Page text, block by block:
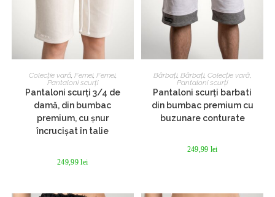
SELECTEAZĂ OPȚIUNILE
produs
are
mai
multe
variații.
Opțiunile
pot
fi
pagina
produsului.
Colecție vară, Femei, Femei,
Pantaloni scurți
Pantaloni scurți 3/4 de
damă, din bumbac
premium, cu șnur
încrucișat în talie
249,99lei
SELECTEAZĂ OPȚIUNILE
produs
are
mai
multe
variații.
Opțiunile
pot
în
Bărbați,Bărbați,Colecție vară,
Pantaloni scurți
Pantaloni scurți barbati
din bumbac premium cu
buzunare conturate
249,99 lei